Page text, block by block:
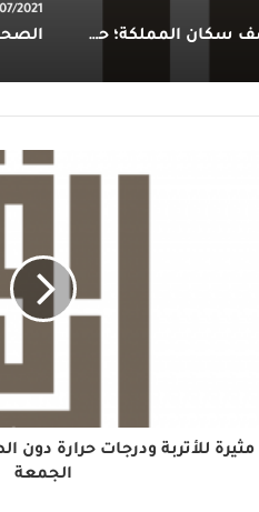
أكثر من نصف سكان المملكة؛ حصلوا على جرعة واحدة على الاقل من لقاح كورونا
2021
مثيرة للأتربة ودرجات حرارة
الجمعة